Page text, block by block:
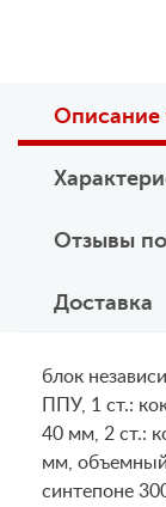
Описание
Отзывы
Доставка
блок
ППУ, 1 ст.:
40 мм, 2 ст.:
мм, объемный
синтепоне